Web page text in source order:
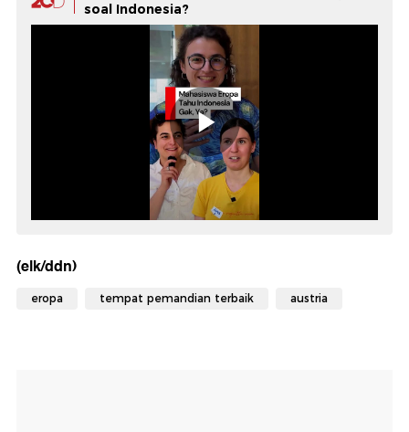
soal Indonesia?
(elk/ddn)
eropa tempat pemandian terbaik austria